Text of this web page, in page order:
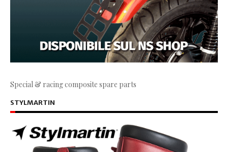
Special & racing composite spare parts
STYLMARTIN